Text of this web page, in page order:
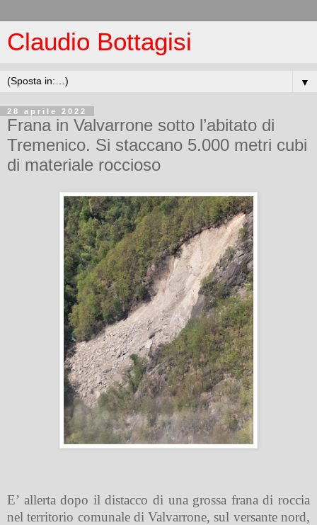
Claudio Bottagisi
▼
28 aprile 2022
Frana in Valvarrone sotto l’abitato di
Tremenico. Si staccano 5.000 metri cubi
di materiale roccioso
E’ allerta dopo il distacco di una grossa frana di roccia
nel territorio comunale di Valvarrone, sul versante nord,